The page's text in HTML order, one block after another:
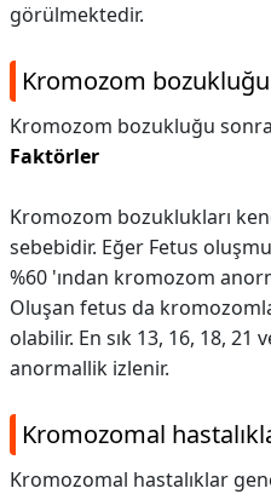
görülmektedir.
Kromozom
Kromozom bozukluğu
Faktörler
Kromozom bozuklukları
sebebidir. Eğer Fetus
%60 'ından kromozom
Oluşan fetus da
olabilir. En sık 13, 16, 18,
anormallik izlenir.
Kromozomal
Kromozomal hastalıklar